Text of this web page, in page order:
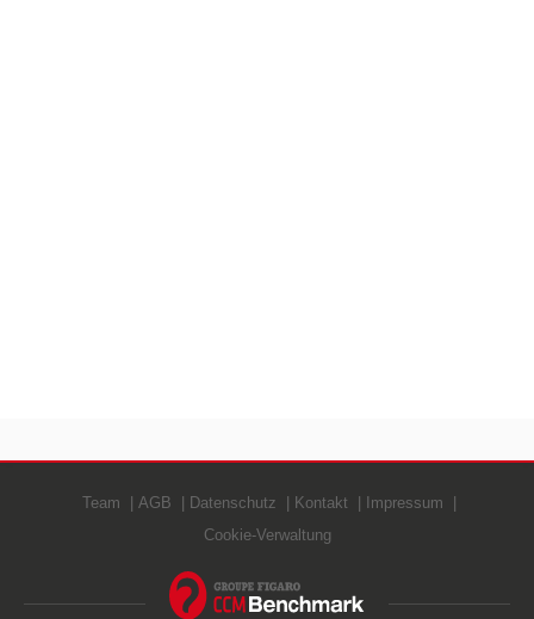
Team AGB Datenschutz Kontakt
Impressum
Cookie-Verwaltung